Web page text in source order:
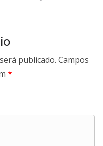
publicado. Campos
*